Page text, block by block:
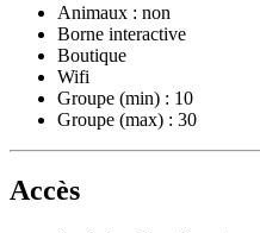
Animaux : non
Borne interactive
Boutique
Wifi
Groupe (min) : 10
Groupe (max) : 30
Accès